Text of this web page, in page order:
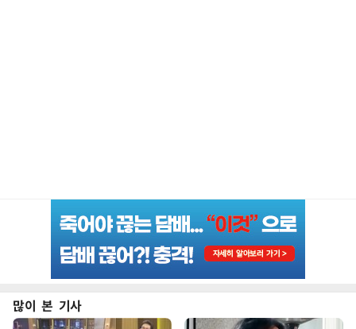
많이 본 기사